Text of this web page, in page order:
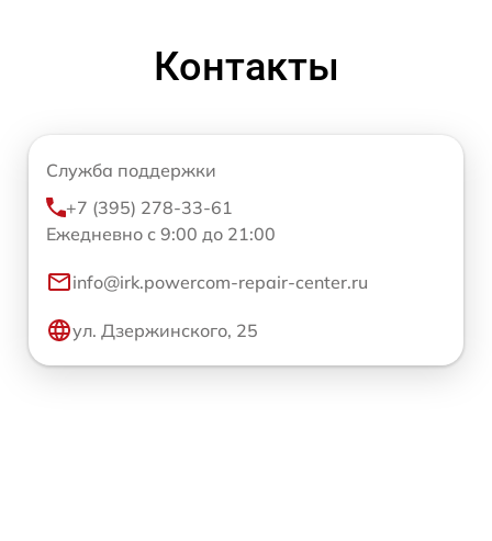
Контакты
Служба поддержки
+7 (395) 278-33-61
Ежедневно с 9:00 до 21:00
info@irk.powercom-repair-center.ru
ул. Дзержинского, 25